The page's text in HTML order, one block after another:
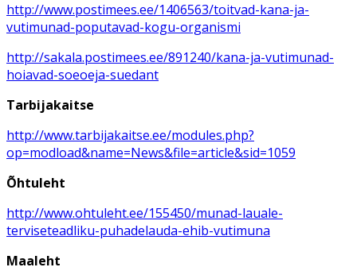
http://www.postimees.ee/1406563/toitvad-kana-ja-
vutimunad-poputavad-kogu-organismi
http://sakala.postimees.ee/891240/kana-ja-vutimunad-
hoiavad-soeoeja-suedant
Tarbijakaitse
http://www.tarbijakaitse.ee/modules.php?
op=modload&name=News&file=article&sid=1059
Õhtuleht
http://www.ohtuleht.ee/155450/munad-lauale-
terviseteadliku-puhadelauda-ehib-vutimuna
Maaleht